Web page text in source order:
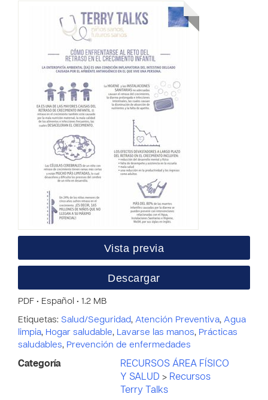
Vista previa
Descargar
PDF • Español • 1.2 MB
Etiquetas: Salud/Seguridad, Atención Preventiva, Agua
limpia, Hogar saludable, Lavarse las manos, Prácticas
saludables, Prevención de enfermedades
Categoría
RECURSOS ÁREA FÍSICO
Y SALUD > Recursos
Terry Talks